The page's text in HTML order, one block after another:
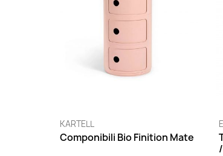
KARTELL
Componibili Bio Finition Mate